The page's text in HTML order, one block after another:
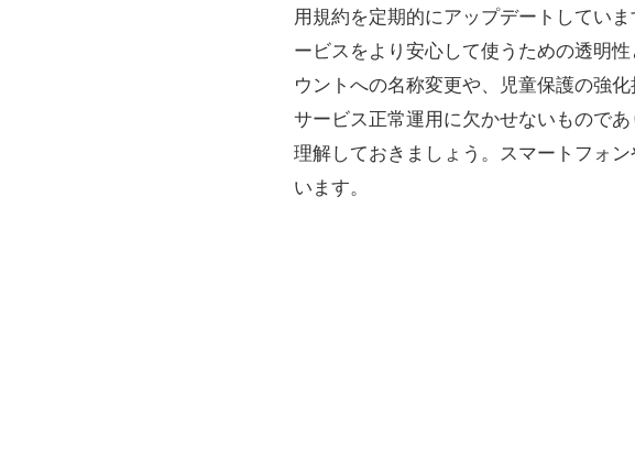
用規約を定期的にアップデートしてい
ービスをより安心して使うための透明
ウントへの名称変更や、児童保護の強
サービス正常運用に欠かせないもので
理解しておきましょう。スマートフォ
います。